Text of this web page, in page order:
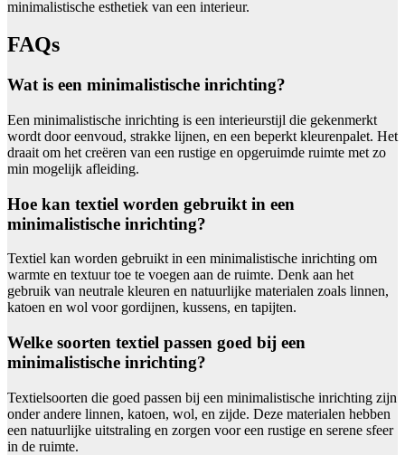
minimalistische esthetiek van een interieur.
FAQs
Wat is een minimalistische inrichting?
Een minimalistische inrichting is een interieurstijl die gekenmerkt
wordt door eenvoud, strakke lijnen, en een beperkt kleurenpalet. Het
draait om het creëren van een rustige en opgeruimde ruimte met zo
min mogelijk afleiding.
Hoe kan textiel worden gebruikt in een
minimalistische inrichting?
Textiel kan worden gebruikt in een minimalistische inrichting om
warmte en textuur toe te voegen aan de ruimte. Denk aan het
gebruik van neutrale kleuren en natuurlijke materialen zoals linnen,
katoen en wol voor gordijnen, kussens, en tapijten.
Welke soorten textiel passen goed bij een
minimalistische inrichting?
Textielsoorten die goed passen bij een minimalistische inrichting zijn
onder andere linnen, katoen, wol, en zijde. Deze materialen hebben
een natuurlijke uitstraling en zorgen voor een rustige en serene sfeer
in de ruimte.